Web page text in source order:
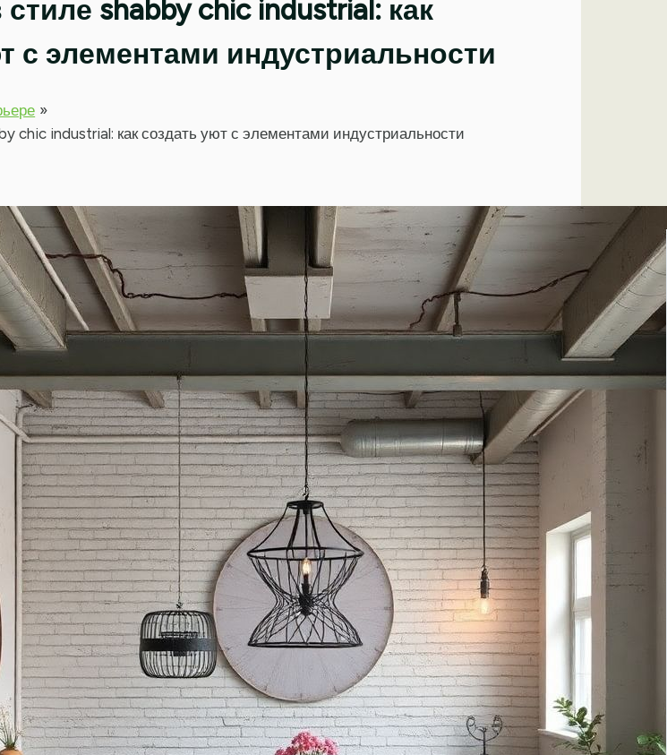
shabby chic industrial: как
с элементами индустриальности
chic industrial: как создать уют с элементами индустриальности